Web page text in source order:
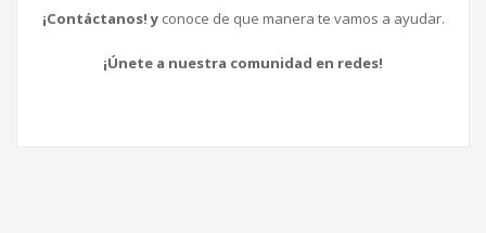
¡Contáctanos! yconoce de que manera te vamos a ayudar.
¡Únete a nuestra comunidad en redes!